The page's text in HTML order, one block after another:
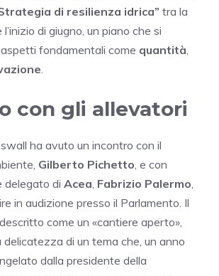
di resilienza idrica” tra la
di giugno, un piano che si
fondamentali come quantità
con gli allevatori
ha avuto un incontro con il
Gilberto Pichetto , e con
delegato di Acea Fabrizio Palermo
in audizione presso il Parlamento. Il
come un «cantiere aperto»,
delicatezza di un tema che, un anno
dalla presidente della